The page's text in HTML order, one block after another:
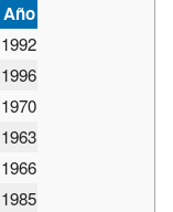
Año
1992
1996
1970
1963
1966
1985